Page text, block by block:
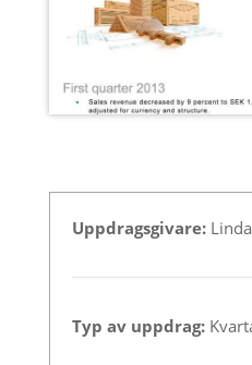
Uppdragsgivare:
Typ av uppdrag: